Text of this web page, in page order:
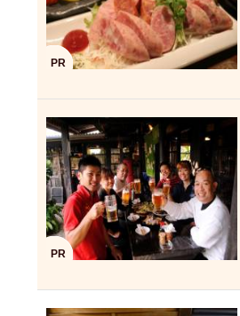
アサヒスーパ
大部屋50名以
ハッピーアワー
アレルギー対
ダイエット中
ソファー
ファーストフ
スクリーン
カニ
カフェ
ホッピー
PR
PR